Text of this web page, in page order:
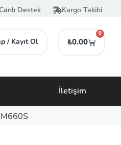
Destek Kargo Takibi
/ Kayıt Ol ₺0.00
0
İletişim